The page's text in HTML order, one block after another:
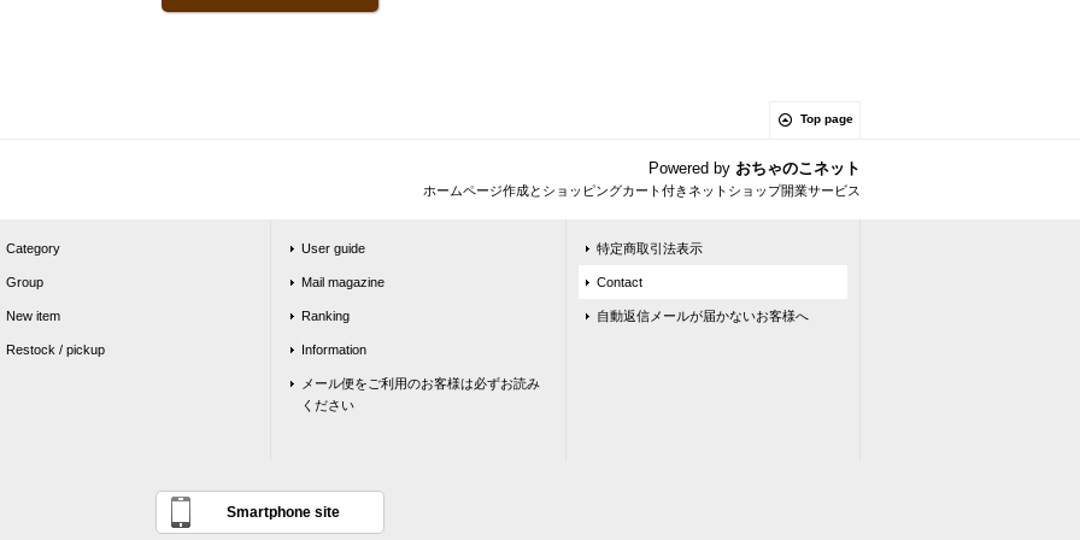
Top page
Powered by おちゃのこネット
ホームページ作成とショッピングカート付きネットショップ開業サービス
Category
Group
New item
Restock / pickup
User guide
Mail magazine
Ranking
Information
メール便をご利用のお客様は必ずお読み
ください
特定商取引法表示
Contact
自動返信メールが届かないお客様へ
Smartphone site